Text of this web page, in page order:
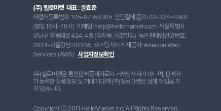
(주) 헬로마켓 대표 : 윤효준
사업자등록번호: 105-87-56305 안전결제 문의: 02-324-4090
(평일 10시~16시) 이메일: help@hellomarket.com 서울특별시
강남구 영동대로 424, 4층 (대치동, 사조빌딩) 통신판매업신고번호:
2024-서울강남-02255 호스팅서비스 제공자: Amazon Web
Services (AWS) 사업자정보확인
(주)헬로마켓은 통신판매중개자로서 거래당사자가 아니며, 판매자
가 등록한 상품정보 및 거래에 대해 (주)헬로마켓은 일체 책임을 지
지 않습니다.
Copyright ⓒ 2011 HelloMarket Inc. All Rights Reserved.